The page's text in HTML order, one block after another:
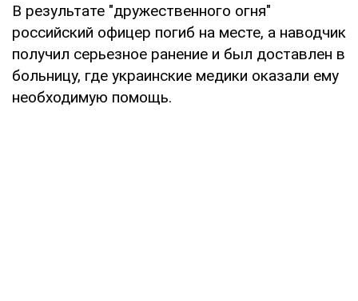
В результате "дружественного огня"
российский офицер погиб на месте, а наводчик
получил серьезное ранение и был доставлен в
больницу, где украинские медики оказали ему
необходимую помощь.